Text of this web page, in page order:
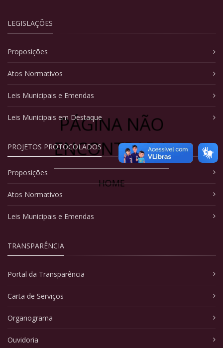
PÁGINA NÃO
ENCONTRADA
HOME
LEGISLAÇÕES
Proposições
Atos Normativos
Leis Municipais e Emendas
Leis Municipais em Destaque
PROJETOS PROTOCOLADOS
Proposições
Atos Normativos
Leis Municipais e Emendas
TRANSPARÊNCIA
Portal da Transparência
Carta de Serviços
Organograma
Ouvidoria